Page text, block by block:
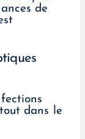
de
dans le